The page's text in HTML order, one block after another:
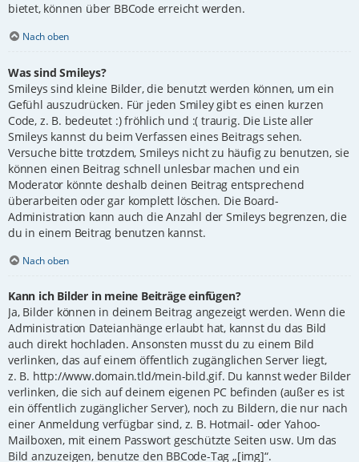
bietet, können über BBCode erreicht werden.
Nach oben
Was sind Smileys?
Smileys sind kleine Bilder, die benutzt werden können, um ein
Gefühl auszudrücken. Für jeden Smiley gibt es einen kurzen
Code, z. B. bedeutet :) fröhlich und :( traurig. Die Liste aller
Smileys kannst du beim Verfassen eines Beitrags sehen.
Versuche bitte trotzdem, Smileys nicht zu häufig zu benutzen, sie
können einen Beitrag schnell unlesbar machen und ein
Moderator könnte deshalb deinen Beitrag entsprechend
überarbeiten oder gar komplett löschen. Die Board-
Administration kann auch die Anzahl der Smileys begrenzen, die
du in einem Beitrag benutzen kannst.
Nach oben
Kann ich Bilder in meine Beiträge einfügen?
Ja, Bilder können in deinem Beitrag angezeigt werden. Wenn die
Administration Dateianhänge erlaubt hat, kannst du das Bild
auch direkt hochladen. Ansonsten musst du zu einem Bild
verlinken, das auf einem öffentlich zugänglichen Server liegt,
z. B. http://www.domain.tld/mein-bild.gif. Du kannst weder Bilder
verlinken, die sich auf deinem eigenen PC befinden (außer es ist
ein öffentlich zugänglicher Server), noch zu Bildern, die nur nach
einer Anmeldung verfügbar sind, z. B. Hotmail- oder Yahoo-
Mailboxen, mit einem Passwort geschützte Seiten usw. Um das
Bild anzuzeigen, benutze den BBCode-Tag „[img]“.